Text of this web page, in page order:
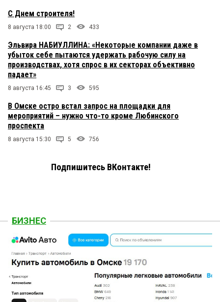
С Днем строителя!
8 августа 18:00 2 433
Эльвира НАБИУЛЛИНА: «Некоторые компании даже в
убыток себе пытаются удержать рабочую силу на
производствах, хотя спрос в их секторах объективно
падает»
8 августа 16:45 3 595
В Омске остро встал запрос на площадки для
мероприятий – нужно что-то кроме Любинского
проспекта
8 августа 15:30 5 756
Подпишитесь ВКонтакте!
БИЗНЕС